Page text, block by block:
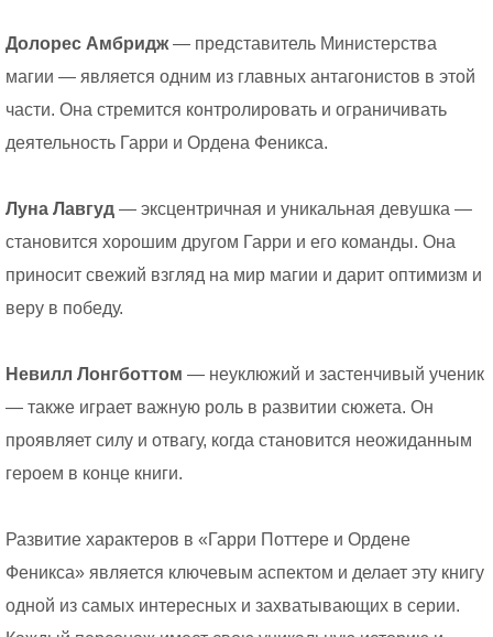
Долорес Амбридж— представитель Министерства
магии — является одним из главных антагонистов в этой
части. Она стремится контролировать и ограничивать
деятельность Гарри и Ордена Феникса.
Луна Лавгуд — эксцентричная и уникальная девушка —
становится хорошим другом Гарри и его команды. Она
приносит свежий взгляд на мир магии и дарит оптимизм и
веру в победу.
Невилл Лонгботтом — неуклюжий и застенчивый ученик
— также играет важную роль в развитии сюжета. Он
проявляет силу и отвагу, когда становится неожиданным
героем в конце книги.
Развитие характеров в «Гарри Поттере и Ордене
Феникса» является ключевым аспектом и делает эту книгу
одной из самых интересных и захватывающих в серии.